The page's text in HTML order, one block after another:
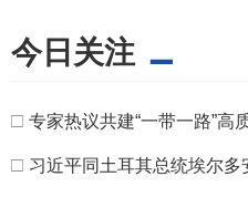
今日关注
□ 专家热议共建“一带一路”高
□ 习近平同土耳其总统埃尔多